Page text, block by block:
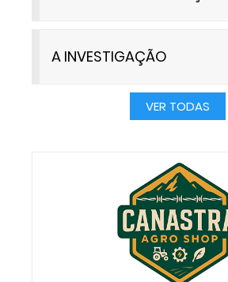
A INVESTIGAÇÃO
VER TODAS